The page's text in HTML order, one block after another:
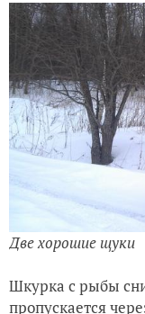
Две хорошие щуки
Шкурка с рыбы
пропускается